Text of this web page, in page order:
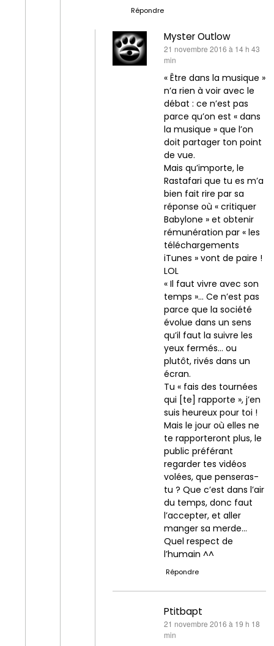
Répondre
Myster Outlow
dit :
21 novembre 2016 à 14 h 43
min
« Être dans la musique »
n’a rien à voir avec le
débat : ce n’est pas
parce qu’on est « dans
la musique » que l’on
doit partager ton point
de vue.
Mais qu’importe, le
Rastafari que tu es m’a
bien fait rire par sa
réponse où « critiquer
Babylone » et obtenir
rémunération par « les
téléchargements
iTunes » vont de paire !
LOL
« Il faut vivre avec son
temps »… Ce n’est pas
parce que la société
évolue dans un sens
qu’il faut la suivre les
yeux fermés… ou
plutôt, rivés dans un
écran.
Tu « fais des tournées
qui [te] rapporte », j’en
suis heureux pour toi !
Mais le jour où elles ne
te rapporteront plus, le
public préférant
regarder tes vidéos
volées, que penseras-
tu ? Que c’est dans l’air
du temps, donc faut
l’accepter, et aller
manger sa merde…
Quel respect de
l’humain ^^
Répondre
Ptitbapt
21 novembre 2016 à 19 h 18
min